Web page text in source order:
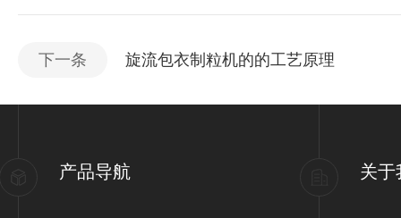
下一条 旋流包衣制粒机的的工艺原理
产品导航 关于